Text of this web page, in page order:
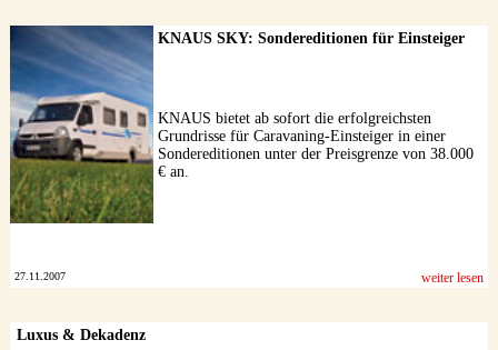
KNAUS SKY: Sondereditionen für Einsteiger
KNAUS bietet ab sofort die erfolgreichsten
Grundrisse für Caravaning-Einsteiger in einer
Sondereditionen unter der Preisgrenze von 38.000
€ an.
27.11.2007 weiter lesen
Luxus & Dekadenz